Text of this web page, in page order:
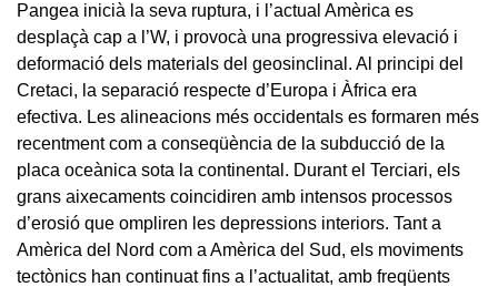
Pangea inicià la seva ruptura, i l’actual Amèrica es
desplaçà cap a l’W, i provocà una progressiva elevació i
deformació dels materials del geosinclinal. Al principi del
Cretaci, la separació respecte d’Europa i Àfrica era
efectiva. Les alineacions més occidentals es formaren més
recentment com a conseqüència de la subducció de la
placa oceànica sota la continental. Durant el Terciari, els
grans aixecaments coincidiren amb intensos processos
d’erosió que ompliren les depressions interiors. Tant a
Amèrica del Nord com a Amèrica del Sud, els moviments
tectònics han continuat fins a l’actualitat, amb freqüents